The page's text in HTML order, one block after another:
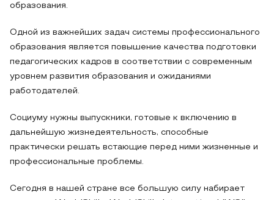
образования.
Одной из важнейших задач системы профессионального
образования является повышение качества подготовки
педагогических кадров в соответствии с современным
уровнем развития образования и ожиданиями
работодателей.
Социуму нужны выпускники, готовые к включению в
дальнейшую жизнедеятельность, способные
практически решать встающие перед ними жизненные и
профессиональные проблемы.
Сегодня в нашей стране все большую силу набирает